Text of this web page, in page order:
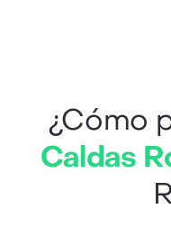
¿Cómo
Caldas